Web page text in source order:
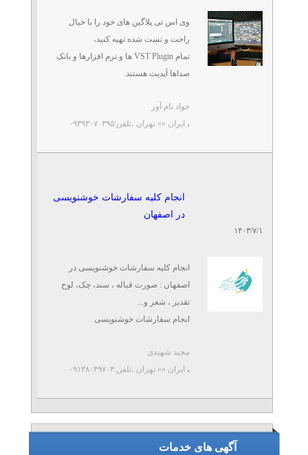
وی اس تی پلاگین های خود را با خیال
راحت و تست شده تهیه کنید،
تمام VST Plugin ها و نرم افزارها و بانک
صداها آپدیت هستند.
...
جواد نام آور
، ایران »» تهران ،تلفن:۰۹۳۹۳۰۷۰۳۹۵
۱۴۰۳/۷/۱
انجام کلیه سفارشات خوشنویسی
در اصفهان
انجام کلیه سفارشات خوشنویسی در
اصفهان : صورت قباله ، سند، چک، لوح
تقدیر ، شعر و...
انجام سفارشات خوشنویسی
کیفیت ؛ ...
مجید شهیدی
، ایران »» تهران ،تلفن:۰۹۱۳۸۰۴۹۷۰۴
آگهی های خدمات